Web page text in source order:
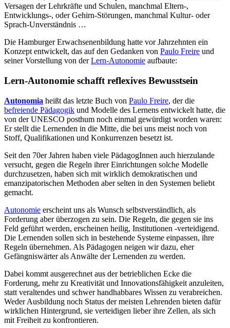
Versagen der Lehrkräfte und Schulen, manchmal Eltern-,
Entwicklungs-, oder Gehirn-Störungen, manchmal Kultur- oder
Sprach-Unverständnis …
Die Hamburger Erwachsenenbildung hatte vor Jahrzehnten ein
Konzept entwickelt, das auf den Gedanken von Paulo Freire und
seiner Vorstellung von derLern-Autonomie aufbaute:
Lern-Autonomie schafft reflexives Bewusstsein
Autonomia heißt das letzte Buch von Paulo Freire, der die
befreiende Pädagogik und Modelle des Lernens entwickelt hatte, die
von der UNESCO posthum noch einmal gewürdigt worden waren:
Er stellt die Lernenden in die Mitte, die bei uns meist noch von
Stoff, Qualifikationen und Konkurrenzen besetzt ist.
Seit den 70er Jahren haben viele PädagogInnen auch hierzulande
versucht, gegen die Regeln ihrer Einrichtungen solche Modelle
durchzusetzen, haben sich mit wirklich demokratischen und
emanzipatorischen Methoden aber selten in den Systemen beliebt
gemacht.
Autonomie erscheint uns als Wunsch selbstverständlich, als
Forderung aber überzogen zu sein. Die Regeln, die gegen sie ins
Feld geführt werden, erscheinen heilig, Institutionen -verteidigend.
Die Lernenden sollen sich in bestehende Systeme einpassen, ihre
Regeln übernehmen. Als Pädagogen neigen wir dazu, eher
Gefängniswärter als Anwälte der Lernenden zu werden.
Dabei kommt ausgerechnet aus der betrieblichen Ecke die
Forderung, mehr zu Kreativität und Innovationsfähigkeit anzuleiten,
statt veraltendes und schwer handhabbares Wissen zu verabreichen.
Weder Ausbildung noch Status der meisten Lehrenden bieten dafür
wirklichen Hintergrund, sie verteidigen lieber ihre Zellen, als sich
mit Freiheit zu konfrontieren.